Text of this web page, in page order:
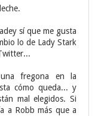
sí que me gusta
lo de Lady Stark
fregona en la
cómo queda... y
mal elegidos. Si
a Robb más que a